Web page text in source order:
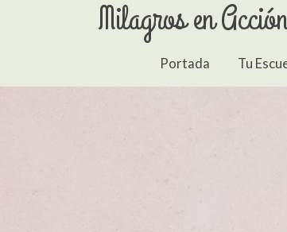
Milagros en Acción
Portada Tu